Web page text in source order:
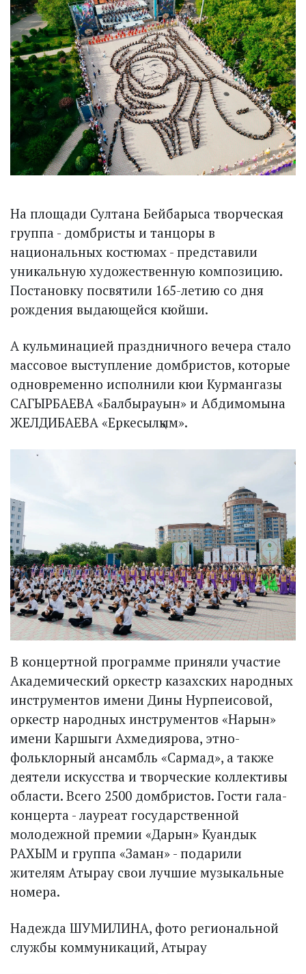
На площади Султана Бейбарыса творческая
группа - домбристы и танцоры в
национальных костюмах - представили
уникальную художественную композицию.
Постановку посвятили 165-летию со дня
рождения выдающейся кюйши.
А кульминацией праздничного вечера стало
массовое выступление домбристов, которые
одновременно исполнили кюи Курмангазы
САГЫРБАЕВА «Балбырауын» и Абдимомына
ЖЕЛДИБАЕВА «Еркесылқым».
В концертной программе приняли участие
Академический оркестр казахских народных
инструментов имени Дины Нурпеисовой,
оркестр народных инструментов «Нарын»
имени Каршыги Ахмедиярова, этно-
фольклорный ансамбль «Сармад», а также
деятели искусства и творческие коллективы
области. Всего 2500 домбристов. Гости гала-
концерта - лауреат государственной
молодежной премии «Дарын» Куандык
РАХЫМ и группа «Заман» - подарили
жителям Атырау свои лучшие музыкальные
номера.
Надежда ШУМИЛИНА, фото региональной
службы коммуникаций, Атырау